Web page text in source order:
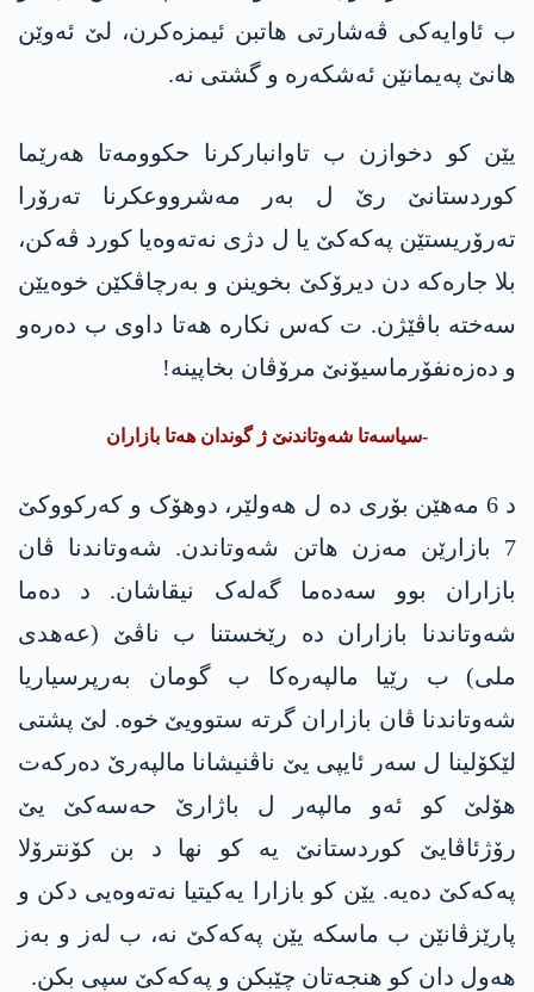
ب ئاوایەکی ڤەشارتی ھاتبن ئیمزەکرن، لێ ئەوێن
ھانێ پەیمانێن ئەشکەرە و گشتی نە.
یێن کو دخوازن ب تاوانبارکرنا حکوومەتا ھەرێما
کوردستانێ رێ ل بەر مەشرووعکرنا تەرۆرا
تەرۆریستێن پەکەکێ یا ل دژی نەتەوەیا کورد ڤەکن،
بلا جارەکە دن دیرۆکێ بخوینن و بەرچاڤکێن خوەیێن
سەختە باڤێژن. ت کەس نکارە ھەتا داوی ب دەرەو
و دەزەنفۆرماسیۆنێ مرۆڤان بخاپینە!
-سیاسەتا شەوتاندنێ ژ گوندان ھەتا بازاران
د 6 مەھێن بۆری دە ل ھەولێر، دوھۆک و کەرکووکێ
7 بازارێن مەزن ھاتن شەوتاندن. شەوتاندنا ڤان
بازاران بوو سەدەما گەلەک نیقاشان. د دەما
شەوتاندنا بازاران دە رێخستنا ب ناڤێ (عەهدی
ملی) ب رێیا مالپەرەکا ب گومان بەرپرسیاریا
شەوتاندنا ڤان بازاران گرتە ستوویێ خوە. لێ پشتی
لێکۆلینا ل سەر ئایپی یێ ناڤنیشانا مالپەرێ دەرکەت
ھۆلێ کو ئەو مالپەر ل باژارێ حەسەکێ یێ
رۆژئاڤایێ کوردستانێ یە کو نھا د بن کۆنترۆلا
پەکەکێ دەیە. یێن کو بازارا یەکیتیا نەتەوەیی دکن و
پارێزڤانێن ب ماسکە یێن پەکەکێ نە، ب لەز و بەز
ھەول دان کو ھنجەتان چێبکن و پەکەکێ سپی بکن.